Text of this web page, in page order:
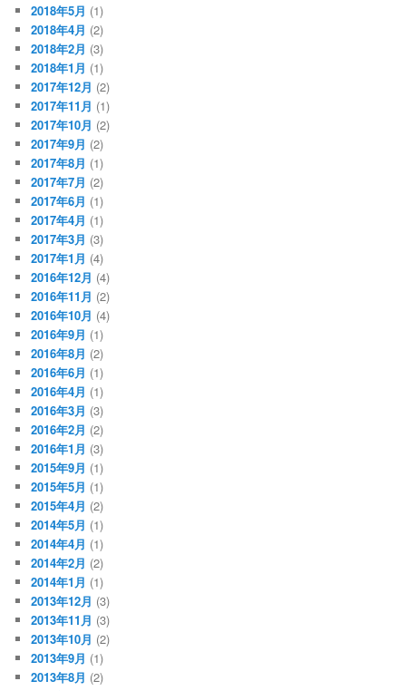
2018年5月 (1)
2018年4月 (2)
2018年2月 (3)
2018年1月 (1)
2017年12月 (2)
2017年11月 (1)
2017年10月 (2)
2017年9月 (2)
2017年8月 (1)
2017年7月 (2)
2017年6月 (1)
2017年4月 (1)
2017年3月 (3)
2017年1月 (4)
2016年12月 (4)
2016年11月 (2)
2016年10月 (4)
2016年9月 (1)
2016年8月 (2)
2016年6月 (1)
2016年4月 (1)
2016年3月 (3)
2016年2月 (2)
2016年1月 (3)
2015年9月 (1)
2015年5月 (1)
2015年4月 (2)
2014年5月 (1)
2014年4月 (1)
2014年2月 (2)
2014年1月 (1)
2013年12月 (3)
2013年11月 (3)
2013年10月 (2)
2013年9月 (1)
2013年8月 (2)